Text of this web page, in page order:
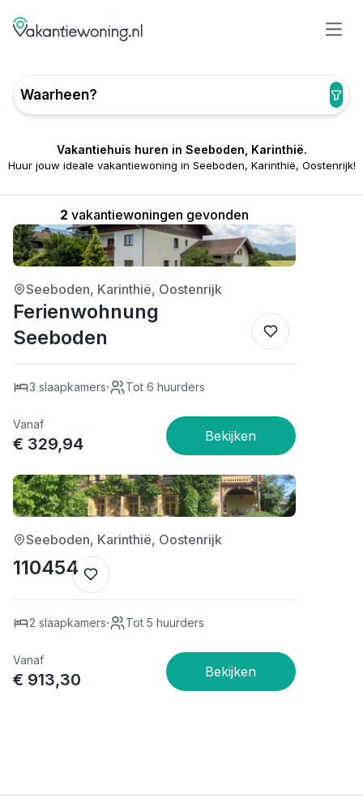
Waarheen?
Vakantiehuis huren in Seeboden, Karinthië.
Huur jouw ideale vakantiewoning in Seeboden, Karinthië, Oostenrijk!
2 vakantiewoningen gevonden
3/5
Seeboden, Karinthië, Oostenrijk
Ferienwohnung
Seeboden
3 slaapkamers· Tot 6 huurders
Vanaf
€ 329,94
1/5
Seeboden, Karinthië, Oostenrijk
110454
2 slaapkamers· Tot 5 huurders
Vanaf
€ 913,30